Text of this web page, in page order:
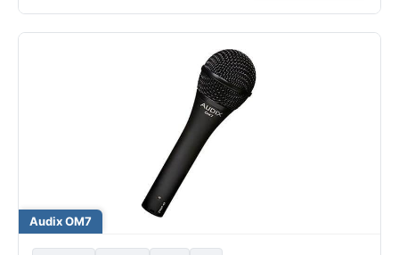
Audix OM7